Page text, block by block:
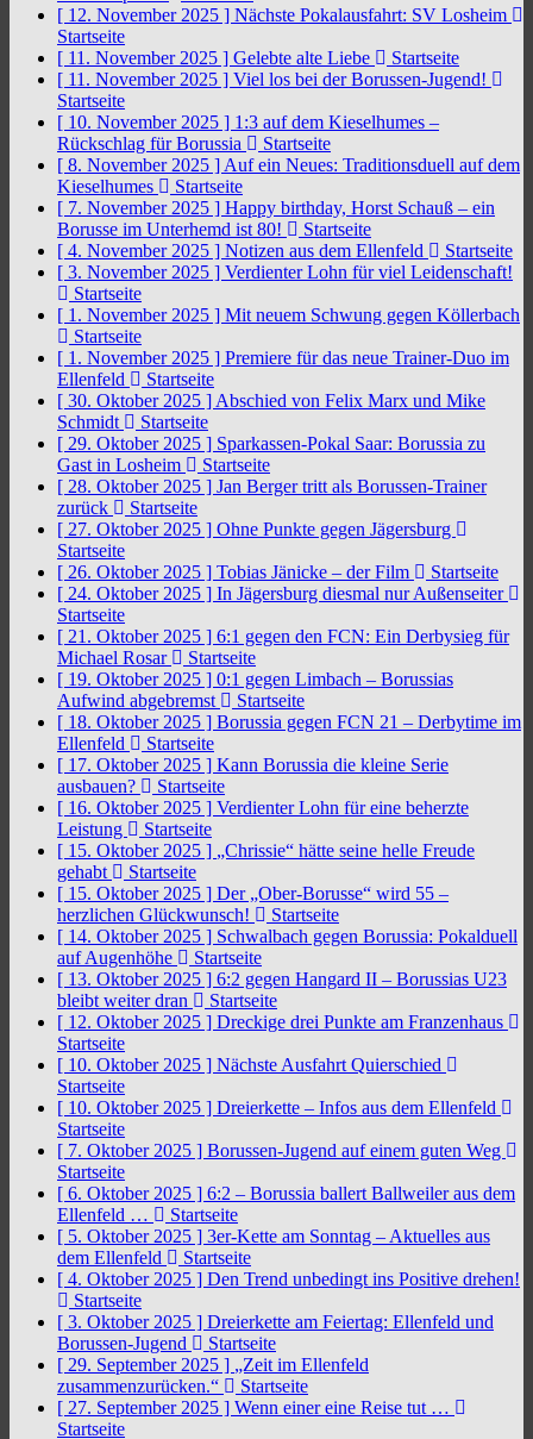
[ 12. November 2025 ] Nächste Pokalausfahrt: SV Losheim
Startseite
[ 11. November 2025 ] Gelebte alte Liebe
Startseite
[ 11. November 2025 ] Viel los bei der Borussen-Jugend!
Startseite
[ 10. November 2025 ] 1:3 auf dem Kieselhumes –
Rückschlag für Borussia
Startseite
[ 8. November 2025 ] Auf ein Neues: Traditionsduell auf dem
Kieselhumes
Startseite
[ 7. November 2025 ] Happy birthday, Horst Schauß – ein
Borusse im Unterhemd ist 80!
Startseite
[ 4. November 2025 ] Notizen aus dem Ellenfeld
Startseite
[ 3. November 2025 ] Verdienter Lohn für viel Leidenschaft!
Startseite
[ 1. November 2025 ] Mit neuem Schwung gegen Köllerbach
Startseite
[ 1. November 2025 ] Premiere für das neue Trainer-Duo im
Ellenfeld
Startseite
[ 30. Oktober 2025 ] Abschied von Felix Marx und Mike
Schmidt
Startseite
[ 29. Oktober 2025 ] Sparkassen-Pokal Saar: Borussia zu
Gast in Losheim
Startseite
[ 28. Oktober 2025 ] Jan Berger tritt als Borussen-Trainer
zurück
Startseite
[ 27. Oktober 2025 ] Ohne Punkte gegen Jägersburg
Startseite
[ 26. Oktober 2025 ] Tobias Jänicke – der Film
Startseite
[ 24. Oktober 2025 ] In Jägersburg diesmal nur Außenseiter
Startseite
[ 21. Oktober 2025 ] 6:1 gegen den FCN: Ein Derbysieg für
Michael Rosar
Startseite
[ 19. Oktober 2025 ] 0:1 gegen Limbach – Borussias
Aufwind abgebremst
Startseite
[ 18. Oktober 2025 ] Borussia gegen FCN 21 – Derbytime im
Ellenfeld
Startseite
[ 17. Oktober 2025 ] Kann Borussia die kleine Serie
ausbauen?
Startseite
[ 16. Oktober 2025 ] Verdienter Lohn für eine beherzte
Leistung
Startseite
[ 15. Oktober 2025 ] „Chrissie“ hätte seine helle Freude
gehabt
Startseite
[ 15. Oktober 2025 ] Der „Ober-Borusse“ wird 55 –
herzlichen Glückwunsch!
Startseite
[ 14. Oktober 2025 ] Schwalbach gegen Borussia: Pokalduell
auf Augenhöhe
Startseite
[ 13. Oktober 2025 ] 6:2 gegen Hangard II – Borussias U23
bleibt weiter dran
Startseite
[ 12. Oktober 2025 ] Dreckige drei Punkte am Franzenhaus
Startseite
[ 10. Oktober 2025 ] Nächste Ausfahrt Quierschied
Startseite
[ 10. Oktober 2025 ] Dreierkette – Infos aus dem Ellenfeld
Startseite
[ 7. Oktober 2025 ] Borussen-Jugend auf einem guten Weg
Startseite
[ 6. Oktober 2025 ] 6:2 – Borussia ballert Ballweiler aus dem
Ellenfeld …
Startseite
[ 5. Oktober 2025 ] 3er-Kette am Sonntag – Aktuelles aus
dem Ellenfeld
Startseite
[ 4. Oktober 2025 ] Den Trend unbedingt ins Positive drehen!
Startseite
[ 3. Oktober 2025 ] Dreierkette am Feiertag: Ellenfeld und
Borussen-Jugend
Startseite
[ 29. September 2025 ] „Zeit im Ellenfeld
zusammenzurücken.“
Startseite
[ 27. September 2025 ] Wenn einer eine Reise tut …
Startseite